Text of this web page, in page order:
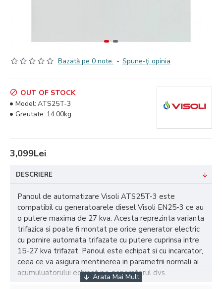
Bazată pe 0 note. - Spune-ţi opinia
3,099Lei
OUT OF STOCK
Model: ATS25T-3
Greutate: 14.00kg
DESCRIERE
Panoul de automatizare Visoli ATS25T-3 este
compatibil cu generatoarele diesel Visoli EN25-3 ce au
o putere maxima de 27 kva. Acesta reprezinta varianta
trifazica si poate fi montat pe orice generator electric
cu pornire automata trifazate cu putere cuprinsa intre
15-27 kva trifazat. Panoul este echipat si cu incarcator,
ceea ce va asigura mentinerea in parametrii normali ai
acumuluatorului echipat pe generatorul dvs.